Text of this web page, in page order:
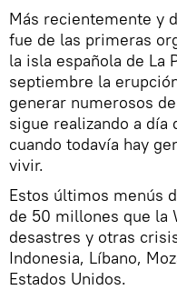
Más recientemente y
fue de las primeras
la isla española de La
septiembre la
generar numerosos
sigue realizando a día
cuando todavía hay
vivir.
Estos últimos menús
de 50 millones que la
desastres y otras
Indonesia, Líbano,
Estados Unidos.